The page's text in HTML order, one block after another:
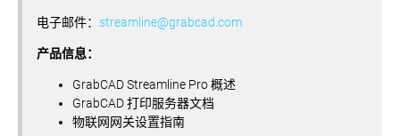
电子邮件： streamline@grabcad.com
产品信息：
GrabCAD Streamline Pro 概述
GrabCAD 打印服务器文档
物联网网关设置指南